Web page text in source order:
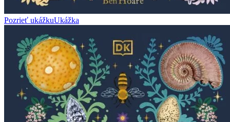
Pozrieť ukážkuUkážka